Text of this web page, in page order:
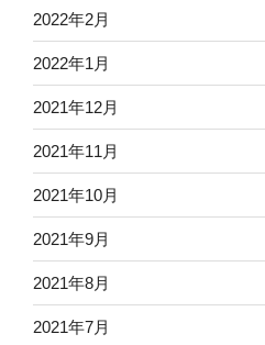
2022年2月
2022年1月
2021年12月
2021年11月
2021年10月
2021年9月
2021年8月
2021年7月